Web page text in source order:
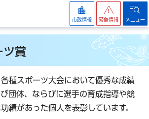
市政情報 緊急情報 メニュー
ツ賞
種スポーツ大会において優秀な成績
団体、ならびに選手の育成指導や競
績があった個人を表彰しています。